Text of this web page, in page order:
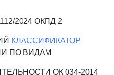
2024 ОКПД 2
КЛАССИФИКАТОР
ПО ВИДАМ
ОК 034-2014